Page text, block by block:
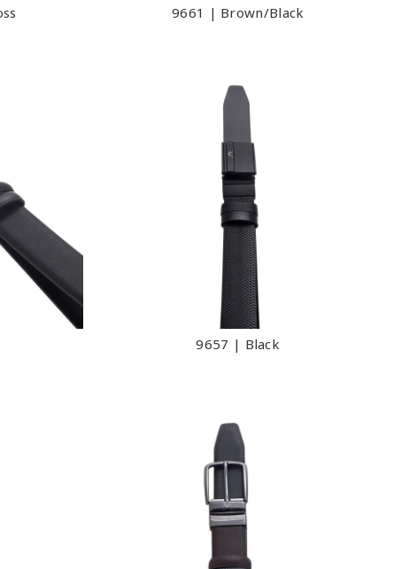
9661 | Brown/Black
9657 | Black